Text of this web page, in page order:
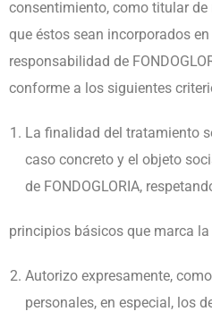
consentimiento, como titular
que éstos sean incorporados
responsabilidad de
conforme a los siguientes
La finalidad del tratamiento
caso concreto y el objeto
de FONDOGLORIA,
principios básicos que marca la
Autorizo expresamente,
personales, en especial, los